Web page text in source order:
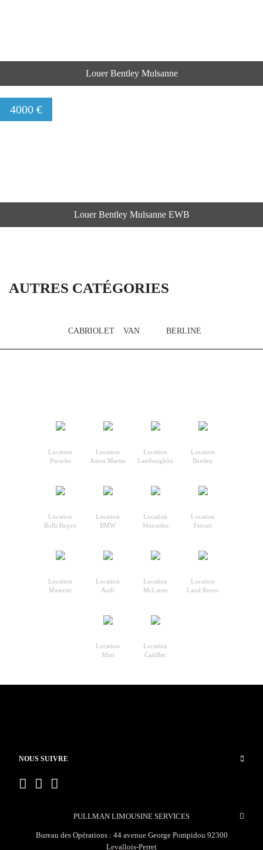
Louer Bentley Mulsanne
4000 €
Louer Bentley Mulsanne EWB
AUTRES CATÉGORIES
CABRIOLET VAN BERLINE
Location
Porsche
Location
Aston Martin
Location
Lamborghini
Location
Bentley
Location
Rolls Royce
Location
BMW
Location
Mercedes
Location
Ferrari
Location
Maserati
Location
Audi
Location
McLaren
Location
Land Rover
Location
Mini
Location
Cadillac
NOUS SUIVRE
PULLMAN LIMOUSINE SERVICES
Bureau des Opérations : 44 avenue George Pompidou 92300
Levallois-Perret